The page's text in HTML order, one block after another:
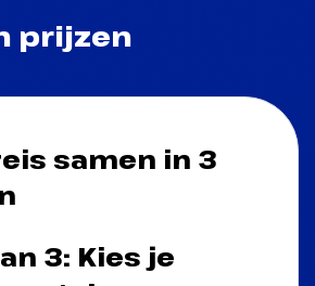
prijzen
samen in 3
3: Kies je